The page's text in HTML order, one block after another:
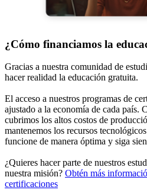
¿Cómo financiamos la
Gracias a nuestra comunidad de
hacer realidad la educación gratuita.
El acceso a nuestros programas de
ajustado a la economía de cada país.
cubrimos los altos costos de
mantenemos los recursos
funcione de manera óptima y siga
¿Quieres hacer parte de nuestros
nuestra misión? Obtén más
certificaciones